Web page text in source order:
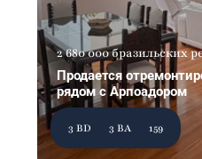
2 680 000 бразильских
Продается
рядом с Арпоадором
3 BD 3 BA 159